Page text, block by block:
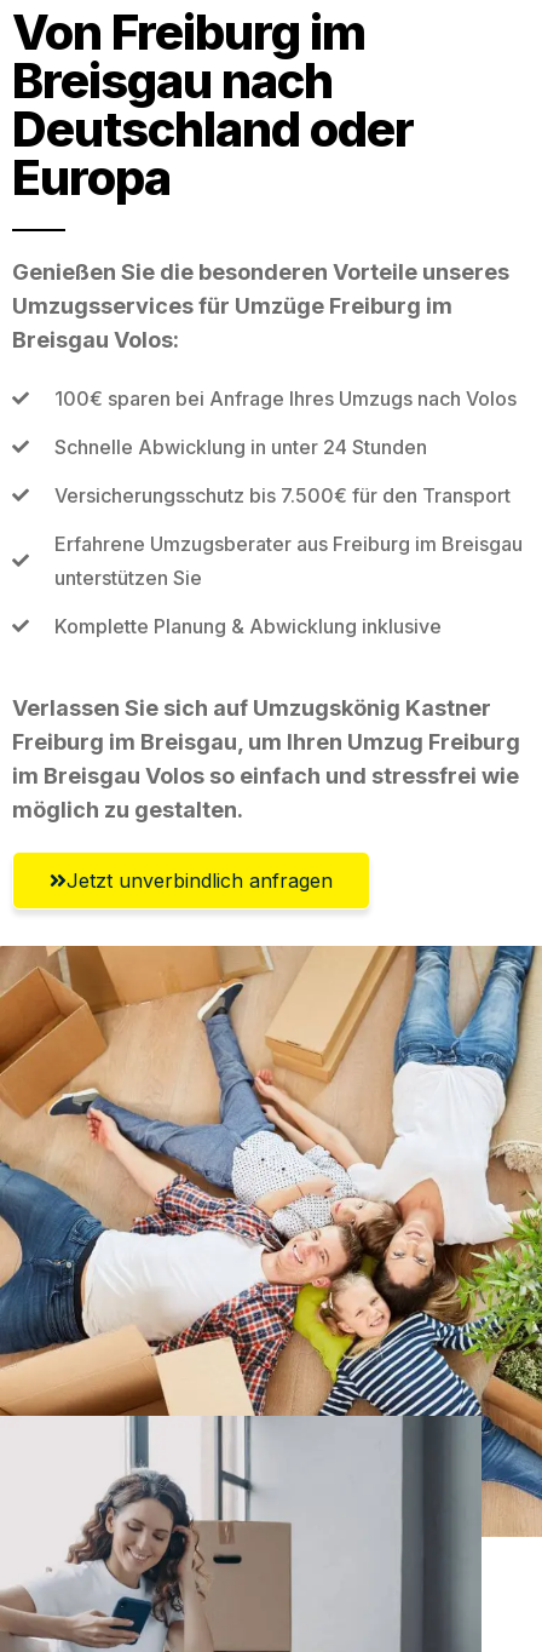
Von Freiburg im
Breisgau nach
Deutschland oder
Europa
Genießen Sie die besonderen Vorteile unseres
Umzugsservices für Umzüge Freiburg im
Breisgau Volos:
100€ sparen bei Anfrage Ihres Umzugs nach Volos
Schnelle Abwicklung in unter 24 Stunden
Versicherungsschutz bis 7.500€ für den Transport
Erfahrene Umzugsberater aus Freiburg im Breisgau
unterstützen Sie
Komplette Planung & Abwicklung inklusive
Verlassen Sie sich auf Umzugskönig Kastner
Freiburg im Breisgau, um Ihren Umzug Freiburg
im Breisgau Volos so einfach und stressfrei wie
möglich zu gestalten.
Jetzt unverbindlich anfragen